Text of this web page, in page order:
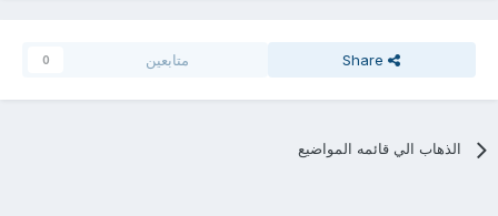
Share متابعين 0
الذهاب الي قائمه المواضيع